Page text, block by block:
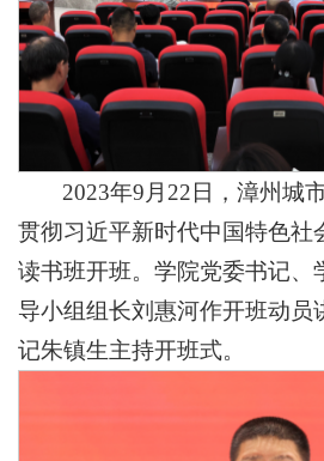
2023年9月22日，漳州城
贯彻习近平新时代中国特色社
读书班开班。学院党委书记、
导小组组长刘惠河作开班动员
记朱镇生主持开班式。